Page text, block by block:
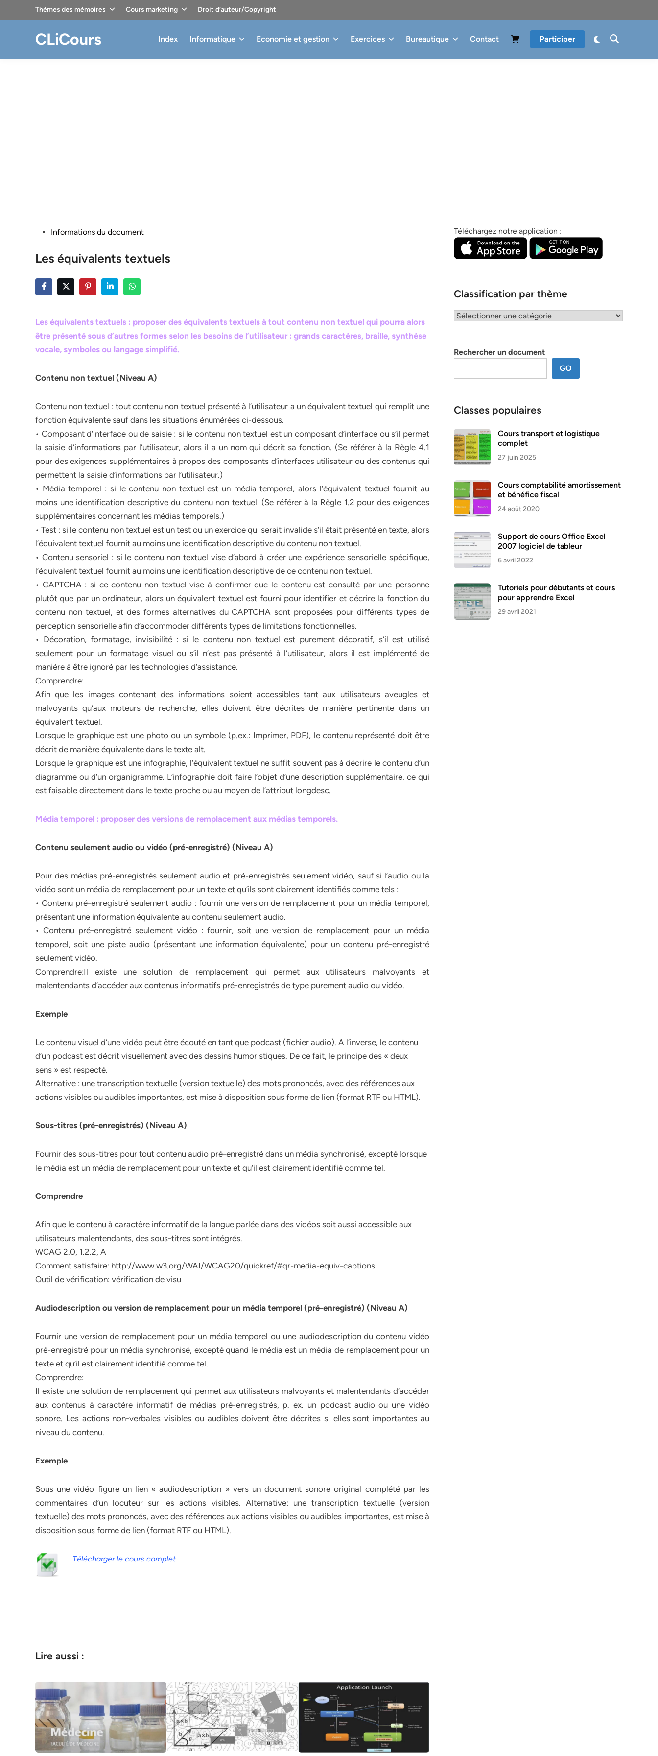
Thèmes des mémoires Cours marketing Droit d’auteur/Copyright
CLiCours Index Informatique Economie et gestion Exercices Bureautique Contact Participer
PostedInformations du document
Les équivalents textuels
Les équivalents textuels : proposer des équivalents textuels à tout contenu non textuel qui pourra alors
être présenté sous d’autres formes selon les besoins de l’utilisateur : grands caractères, braille, synthèse
vocale, symboles ou langage simplifié.
Contenu non textuel (Niveau A)
Contenu non textuel : tout contenu non textuel présenté à l’utilisateur a un équivalent textuel qui remplit une
fonction équivalente sauf dans les situations énumérées ci-dessous.
• Composant d’interface ou de saisie : si le contenu non textuel est un composant d’interface ou s’il permet
la saisie d’informations par l’utilisateur, alors il a un nom qui décrit sa fonction. (Se référer à la Règle 4.1
pour des exigences supplémentaires à propos des composants d’interfaces utilisateur ou des contenus qui
permettent la saisie d’informations par l’utilisateur.)
• Média temporel : si le contenu non textuel est un média temporel, alors l’équivalent textuel fournit au
moins une identification descriptive du contenu non textuel. (Se référer à la Règle 1.2 pour des exigences
supplémentaires concernant les médias temporels.)
• Test : si le contenu non textuel est un test ou un exercice qui serait invalide s’il était présenté en texte, alors
l’équivalent textuel fournit au moins une identification descriptive du contenu non textuel.
• Contenu sensoriel : si le contenu non textuel vise d’abord à créer une expérience sensorielle spécifique,
l’équivalent textuel fournit au moins une identification descriptive de ce contenu non textuel.
• CAPTCHA : si ce contenu non textuel vise à confirmer que le contenu est consulté par une personne
plutôt que par un ordinateur, alors un équivalent textuel est fourni pour identifier et décrire la fonction du
contenu non textuel, et des formes alternatives du CAPTCHA sont proposées pour différents types de
perception sensorielle afin d’accommoder différents types de limitations fonctionnelles.
• Décoration, formatage, invisibilité : si le contenu non textuel est purement décoratif, s’il est utilisé
seulement pour un formatage visuel ou s’il n’est pas présenté à l’utilisateur, alors il est implémenté de
manière à être ignoré par les technologies d’assistance.
Comprendre:
Afin que les images contenant des informations soient accessibles tant aux utilisateurs aveugles et
malvoyants qu’aux moteurs de recherche, elles doivent être décrites de manière pertinente dans un
équivalent textuel.
Lorsque le graphique est une photo ou un symbole (p.ex.: Imprimer, PDF), le contenu représenté doit être
décrit de manière équivalente dans le texte alt.
Lorsque le graphique est une infographie, l’équivalent textuel ne suffit souvent pas à décrire le contenu d’un
diagramme ou d’un organigramme. L’infographie doit faire l’objet d’une description supplémentaire, ce qui
est faisable directement dans le texte proche ou au moyen de l’attribut longdesc.
Média temporel : proposer des versions de remplacement aux médias temporels.
Contenu seulement audio ou vidéo (pré-enregistré) (Niveau A)
Pour des médias pré-enregistrés seulement audio et pré-enregistrés seulement vidéo, sauf si l’audio ou la
vidéo sont un média de remplacement pour un texte et qu’ils sont clairement identifiés comme tels :
• Contenu pré-enregistré seulement audio : fournir une version de remplacement pour un média temporel,
présentant une information équivalente au contenu seulement audio.
• Contenu pré-enregistré seulement vidéo : fournir, soit une version de remplacement pour un média
temporel, soit une piste audio (présentant une information équivalente) pour un contenu pré-enregistré
seulement vidéo.
Comprendre:Il existe une solution de remplacement qui permet aux utilisateurs malvoyants et
malentendants d’accéder aux contenus informatifs pré-enregistrés de type purement audio ou vidéo.
Exemple
Le contenu visuel d’une vidéo peut être écouté en tant que podcast (fichier audio). A l’inverse, le contenu
d’un podcast est décrit visuellement avec des dessins humoristiques. De ce fait, le principe des « deux
sens » est respecté.
Alternative : une transcription textuelle (version textuelle) des mots prononcés, avec des références aux
actions visibles ou audibles importantes, est mise à disposition sous forme de lien (format RTF ou HTML).
Sous-titres (pré-enregistrés) (Niveau A)
Fournir des sous-titres pour tout contenu audio pré-enregistré dans un média synchronisé, excepté lorsque
le média est un média de remplacement pour un texte et qu’il est clairement identifié comme tel.
Comprendre
Afin que le contenu à caractère informatif de la langue parlée dans des vidéos soit aussi accessible aux
utilisateurs malentendants, des sous-titres sont intégrés.
WCAG 2.0, 1.2.2, A
Comment satisfaire: http://www.w3.org/WAI/WCAG20/quickref/#qr-media-equiv-captions
Outil de vérification: vérification de visu
Audiodescription ou version de remplacement pour un média temporel (pré-enregistré) (Niveau A)
Fournir une version de remplacement pour un média temporel ou une audiodescription du contenu vidéo
pré-enregistré pour un média synchronisé, excepté quand le média est un média de remplacement pour un
texte et qu’il est clairement identifié comme tel.
Comprendre:
Il existe une solution de remplacement qui permet aux utilisateurs malvoyants et malentendants d’accéder
aux contenus à caractère informatif de médias pré-enregistrés, p. ex. un podcast audio ou une vidéo
sonore. Les actions non-verbales visibles ou audibles doivent être décrites si elles sont importantes au
niveau du contenu.
Exemple
Sous une vidéo figure un lien « audiodescription » vers un document sonore original complété par les
commentaires d’un locuteur sur les actions visibles. Alternative: une transcription textuelle (version
textuelle) des mots prononcés, avec des références aux actions visibles ou audibles importantes, est mise à
disposition sous forme de lien (format RTF ou HTML).
Télécharger le cours complet
Lire aussi :
Téléchargez notre application :
Classification par thème
Classification
Rechercher un document
GO
Classes populaires
Cours transport et logistique
complet
27 juin 2025
Cours comptabilité amortissement
et bénéfice fiscal
24 août 2020
Support de cours Office Excel
2007 logiciel de tableur
6 avril 2022
Tutoriels pour débutants et cours
pour apprendre Excel
29 avril 2021